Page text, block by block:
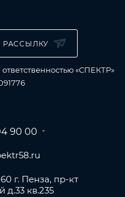
«СПЕКТР»
90 00
г. Пенза, пр-кт
д.33 кв.235